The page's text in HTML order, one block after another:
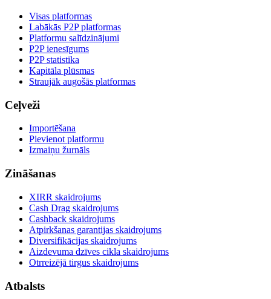
Visas platformas
Labākās P2P platformas
Platformu salīdzinājumi
P2P ienesīgums
P2P statistika
Kapitāla plūsmas
Straujāk augošās platformas
Ceļveži
Importēšana
Pievienot platformu
Izmaiņu žurnāls
Zināšanas
XIRR skaidrojums
Cash Drag skaidrojums
Cashback skaidrojums
Atpirkšanas garantijas skaidrojums
Diversifikācijas skaidrojums
Aizdevuma dzīves cikla skaidrojums
Otrreizējā tirgus skaidrojums
Atbalsts